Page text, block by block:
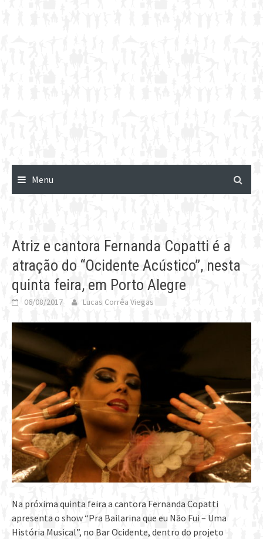
Menu
Atriz e cantora Fernanda Copatti é a
atração do “Ocidente Acústico”, nesta
quinta feira, em Porto Alegre
06/08/2017 Lucas Corrêa Viegas
Na próxima quinta feira a cantora Fernanda Copatti
apresenta o show “Pra Bailarina que eu Não Fui – Uma
História Musical”, no Bar Ocidente, dentro do projeto